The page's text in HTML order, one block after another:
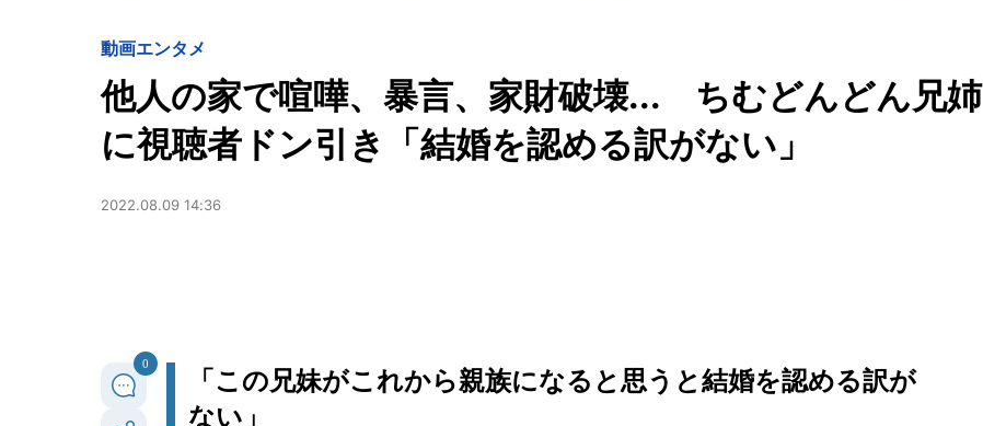
動画エンタメ
他人の家で喧嘩、暴言、家財破壊... ちむどんどん兄姉
に視聴者ドン引き「結婚を認める訳がない」
2022.08.09 14:36
0
「この兄妹がこれから親族になると思うと結婚を認める訳が
ない」